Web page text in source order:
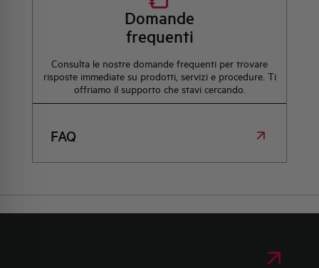
Domande
frequenti
Consulta le nostre domande frequenti per trovare
risposte immediate su prodotti, servizi e procedure. Ti
offriamo il supporto che stavi cercando.
FAQ